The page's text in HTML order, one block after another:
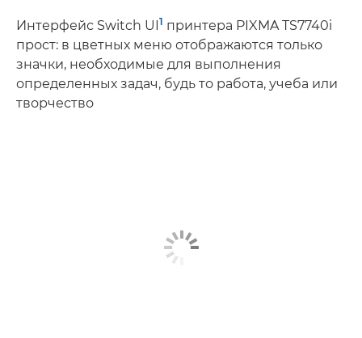
Интерфейс Switch UI1 принтера PIXMA TS7740i
прост: в цветных меню отображаются только
значки, необходимые для выполнения
определенных задач, будь то работа, учеба или
творчество